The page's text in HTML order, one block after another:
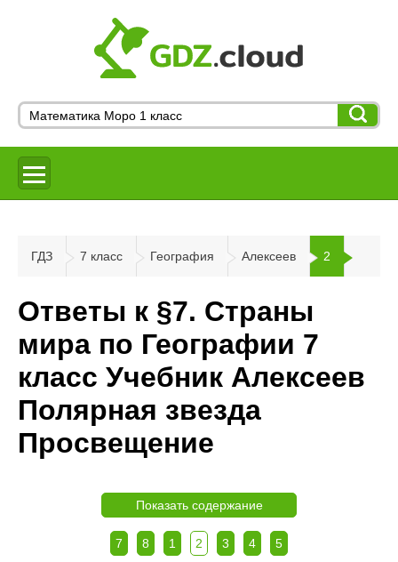
ГДЗ 7 класс География Алексеев 2
Ответы к §7. Страны
мира по Географии 7
класс Учебник Алексеев
Полярная звезда
Просвещение
Показать содержание
7 8 1 2 3 4 5